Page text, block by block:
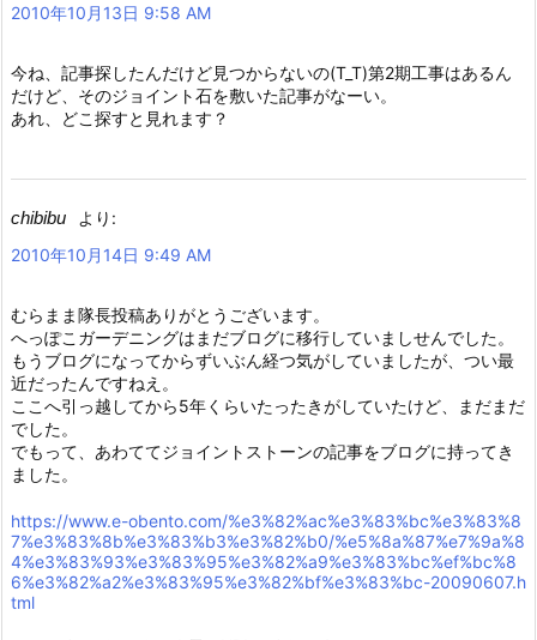
2010年10月13日 9:58 AM
今ね、記事探したんだけど見つからないの(T_T)第2期工事はあるん
だけど、そのジョイント石を敷いた記事がなーい。
あれ、どこ探すと見れます？
chibibu
より:
2010年10月14日 9:49 AM
むらまま隊長投稿ありがとうございます。
へっぽこガーデニングはまだブログに移行していましせんでした。
もうブログになってからずいぶん経つ気がしていましたが、つい最
近だったんですねえ。
ここへ引っ越してから5年くらいたったきがしていたけど、まだまだ
でした。
でもって、あわててジョイントストーンの記事をブログに持ってき
ました。
https://www.e-obento.com/%e3%82%ac%e3%83%bc%e3%83%8
7%e3%83%8b%e3%83%b3%e3%82%b0/%e5%8a%87%e7%9a%8
4%e3%83%93%e3%83%95%e3%82%a9%e3%83%bc%ef%bc%8
6%e3%82%a2%e3%83%95%e3%82%bf%e3%83%bc-20090607.h
tml